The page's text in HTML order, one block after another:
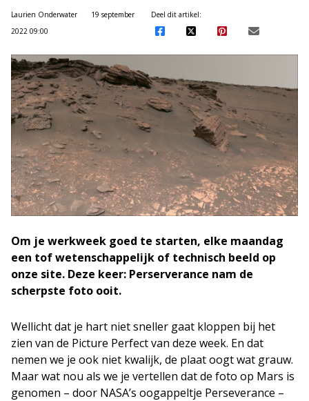
Laurien Onderwater
19 september
2022 09:00
Deel dit artikel:
Om je werkweek goed te starten, elke maandag
een tof wetenschappelijk of technisch beeld op
onze site. Deze keer: Perserverance nam de
scherpste foto ooit.
Wellicht dat je hart niet sneller gaat kloppen bij het
zien van de Picture Perfect van deze week. En dat
nemen we je ook niet kwalijk, de plaat oogt wat grauw.
Maar wat nou als we je vertellen dat de foto op Mars is
genomen – door NASA’s oogappeltje Perseverance –